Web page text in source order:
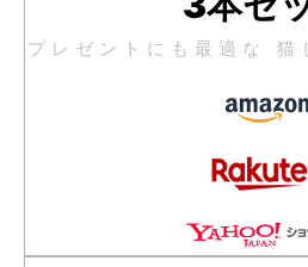
プレゼントにも最適な 猫